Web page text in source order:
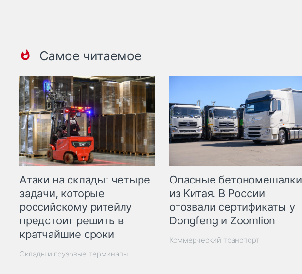
Самое читаемое
Атаки на склады: четыре
задачи, которые
российскому ритейлу
предстоит решить в
кратчайшие сроки
Склады и грузовые терминалы
Опасные бетономешалки
из Китая. В России
отозвали сертификаты у
Dongfeng и Zoomlion
Коммерческий транспорт